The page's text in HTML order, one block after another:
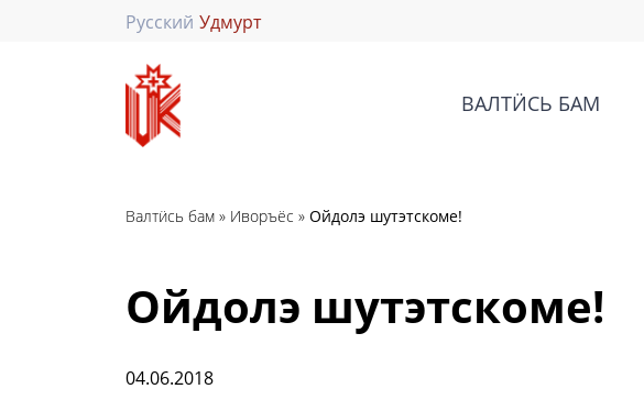
Русский Удмурт
ВАЛТӤСЬ БАМ
Валтӥсь бам » Иворъёс » Ойдолэ шутэтскоме!
Ойдолэ шутэтскоме!
04.06.2018